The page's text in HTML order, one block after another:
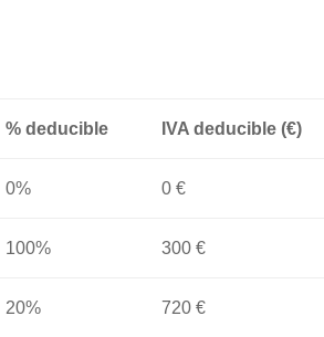
% deducible IVA deducible (€)
0% 0 €
100% 300 €
20% 720 €